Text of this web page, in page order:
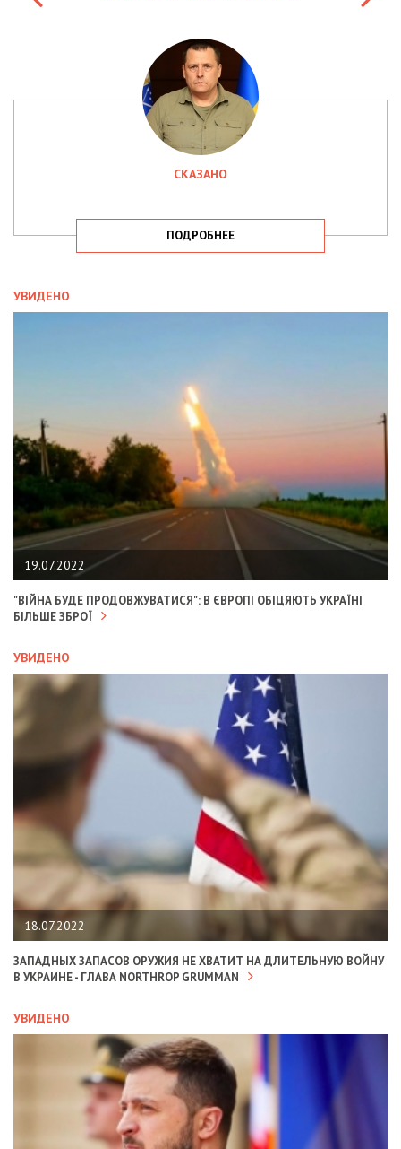
СКАЗАНО
ПОДРОБНЕЕ
УВИДЕНО
19.07.2022
"ВІЙНА БУДЕ ПРОДОВЖУВАТИСЯ": В ЄВРОПІ ОБІЦЯЮТЬ УКРАЇНІ
БІЛЬШЕ ЗБРОЇ
УВИДЕНО
18.07.2022
ЗАПАДНЫХ ЗАПАСОВ ОРУЖИЯ НЕ ХВАТИТ НА ДЛИТЕЛЬНУЮ ВОЙНУ
В УКРАИНЕ - ГЛАВА NORTHROP GRUMMAN
УВИДЕНО